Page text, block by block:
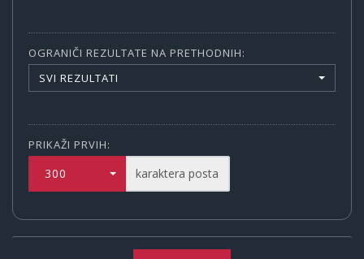
OGRANIČI REZULTATE NA PRETHODNIH:
SVI REZULTATI
PRIKAŽI PRVIH:
300 karaktera posta